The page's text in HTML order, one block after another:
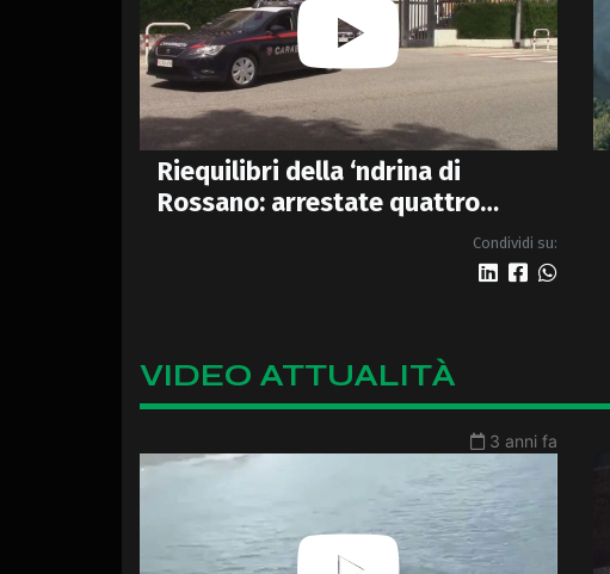
Riequilibri della ‘ndrina di
Rossano: arrestate quattro
Condividi su:
VIDEO ATTUALITÀ
3 anni fa